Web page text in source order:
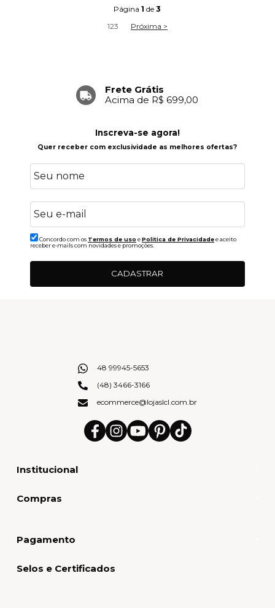
Página1 de3
123 Próxima >
Frete Grátis
Acima de R$ 699,00
Inscreva-se agora!
Quer receber com exclusividade as melhores ofertas?
Concordo com os Termos de uso ePolitica de Privacidadee aceito
receber e-mails com novidades e promoções.
CADASTRAR
Institucional
Compras
48 99945-5653
(48) 3466-3166
ecommerce@lojaslcl.com.br
Pagamento
Selos e Certificados